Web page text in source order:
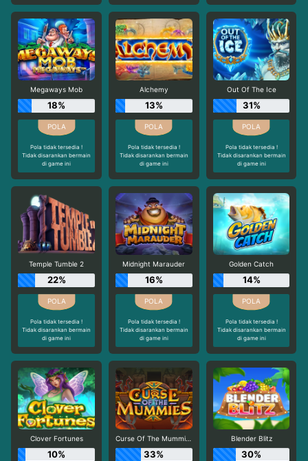
Megaways Mob
18%
Pola tidak tersedia !
Tidak disarankan bermain
di game ini
Alchemy
13%
Pola tidak tersedia !
Tidak disarankan bermain
di game ini
Out Of The Ice
31%
Pola tidak tersedia !
Tidak disarankan bermain
di game ini
Temple Tumble 2
22%
Pola tidak tersedia !
Tidak disarankan bermain
di game ini
Midnight Marauder
16%
Pola tidak tersedia !
Tidak disarankan bermain
di game ini
Golden Catch
14%
Pola tidak tersedia !
Tidak disarankan bermain
di game ini
Clover Fortunes
10%
Curse Of The Mummies
33%
Blender Blitz
30%